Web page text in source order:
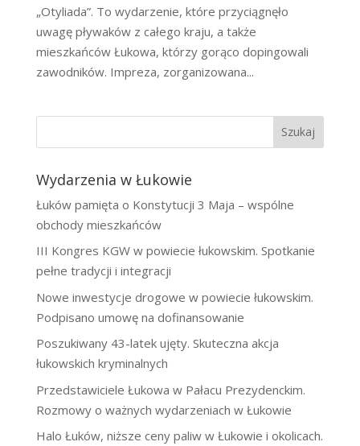
„Otyliada”. To wydarzenie, które przyciągnęło
uwagę pływaków z całego kraju, a także
mieszkańców Łukowa, którzy gorąco dopingowali
zawodników. Impreza, zorganizowana...
Szukaj
Wydarzenia w Łukowie
Łuków pamięta o Konstytucji 3 Maja – wspólne
obchody mieszkańców
III Kongres KGW w powiecie łukowskim. Spotkanie
pełne tradycji i integracji
Nowe inwestycje drogowe w powiecie łukowskim.
Podpisano umowę na dofinansowanie
Poszukiwany 43-latek ujęty. Skuteczna akcja
łukowskich kryminalnych
Przedstawiciele Łukowa w Pałacu Prezydenckim.
Rozmowy o ważnych wydarzeniach w Łukowie
Halo Łuków, niższe ceny paliw w Łukowie i okolicach.